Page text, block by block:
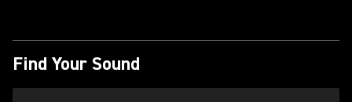
Find Your Sound